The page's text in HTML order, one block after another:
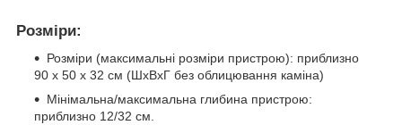
Розміри:
Розміри (максимальні розміри пристрою): приблизно
90 x 50 x 32 см (ШxВxГ без облицювання каміна)
Мінімальна/максимальна глибина пристрою:
приблизно 12/32 см.